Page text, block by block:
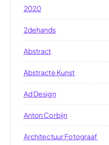
2020
2dehands
Abstract
Abstracte Kunst
Ad Design
Anton Corbijn
Architectuur Fotograaf